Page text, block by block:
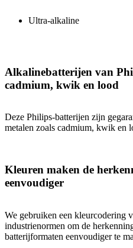
Ultra-alkaline
Alkalinebatterijen van
cadmium, kwik en lood
Deze Philips-batterijen zijn
metalen zoals cadmium, kwik en
Kleuren maken de
eenvoudiger
We gebruiken een kleurcodering
industrienormen om de
batterijformaten eenvoudiger te